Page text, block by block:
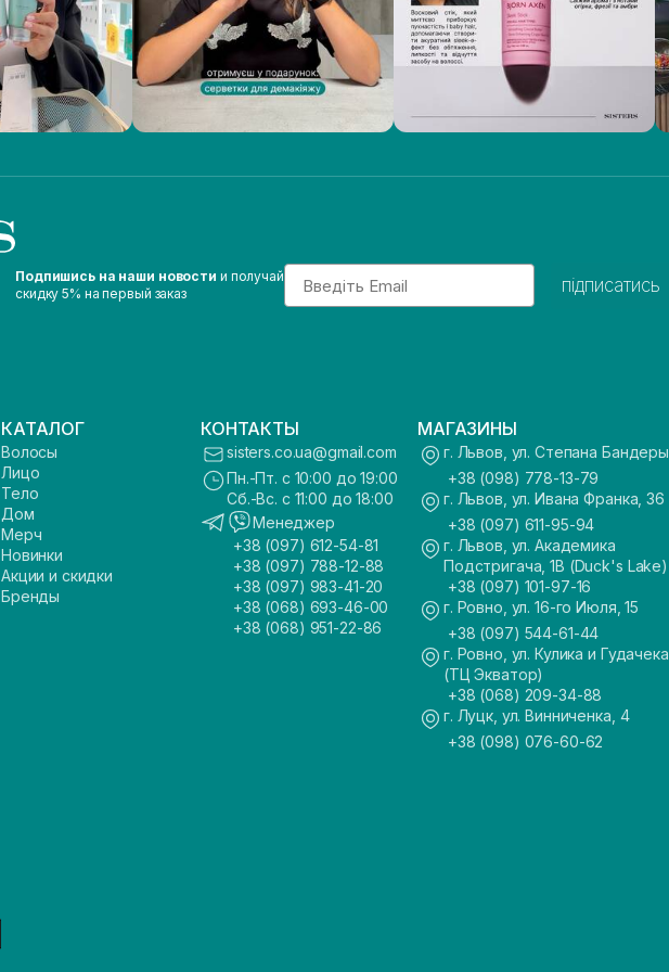
Подпишись на наши новости и получай
скидку 5% на первый заказ
Email
підписатись
КАТАЛОГ
Волосы
Лицо
Тело
Дом
Мерч
Новинки
Акции и скидки
Бренды
КОНТАКТЫ
sisters.co.ua@gmail.com
Пн.-Пт. с 10:00 до 19:00
Сб.-Вс. с 11:00 до 18:00
Менеджер
+38 (097) 612-54-81
+38 (097) 788-12-88
+38 (097) 983-41-20
+38 (068) 693-46-00
+38 (068) 951-22-86
МАГАЗИНЫ
г. Львов, ул. Степана
+38 (098) 778-13-79
г. Львов, ул. Ивана Франка, 36
+38 (097) 611-95-94
г. Львов, ул. Академика
Подстригача, 1В (Duck's Lake)
+38 (097) 101-97-16
г. Ровно, ул. 16-го Июля, 15
+38 (097) 544-61-44
г. Ровно, ул. Кулика и
(ТЦ Экватор)
+38 (068) 209-34-88
г. Луцк, ул. Винниченка, 4
+38 (098) 076-60-62